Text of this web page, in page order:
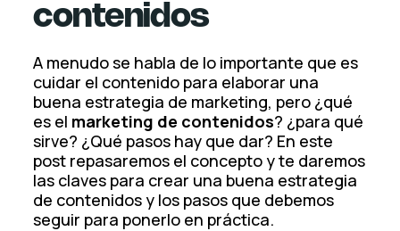
contenidos
A menudo se habla de lo importante que es
cuidar el contenido para elaborar una
buena estrategia de marketing, pero ¿qué
es el marketing de contenidos? ¿para qué
sirve? ¿Qué pasos hay que dar? En este
post repasaremos el concepto y te daremos
las claves para crear una buena estrategia
de contenidos y los pasos que debemos
seguir para ponerlo en práctica.